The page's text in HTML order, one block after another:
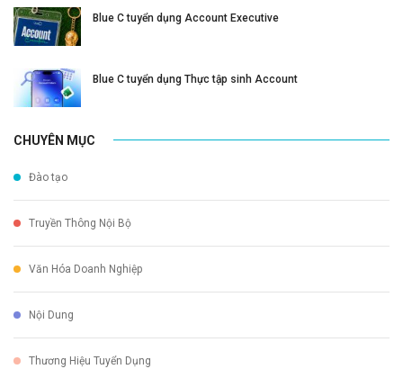
Blue C tuyển dụng Account Executive
Blue C tuyển dụng Thực tập sinh Account
CHUYÊN MỤC
Đào tạo
Truyền Thông Nội Bộ
Văn Hóa Doanh Nghiệp
Nội Dung
Thương Hiệu Tuyển Dụng